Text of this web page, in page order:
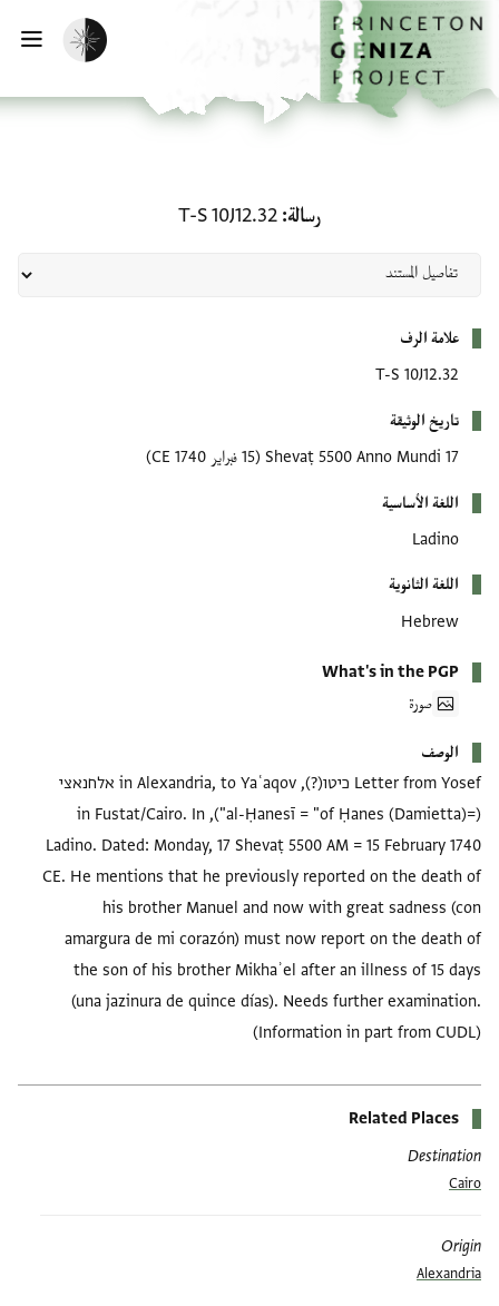
إلى المحتوى الرئيسي
الرئيسية
تفعيل الوضع المظلم
رسالة T-S 10J12.32
علامة الرف
T-S 10J12.32
تاريخ الوثيقة
17 Shevaṭ 5500 Anno Mundi
(15 فبراير 1740 CE)
اللغة الأساسية
Ladino
اللغة الثانوية
Hebrew
What's in the PGP
صورة
الوصف
Letter from Yosef כיטו(?), in Alexandria, to Yaʿaqov אלחנאצי
(=al-Ḥanesī = "of Ḥanes (Damietta)"), in Fustat/Cairo. In
Ladino. Dated: Monday, 17 Shevaṭ 5500 AM = 15 February 1740
CE. He mentions that he previously reported on the death of
his brother Manuel and now with great sadness (con
amargura de mi corazón) must now report on the death of
the son of his brother Mikhaʾel after an illness of 15 days
(una jazinura de quince días). Needs further examination.
(Information in part from CUDL)
Related Places
Destination
Cairo
Origin
Alexandria